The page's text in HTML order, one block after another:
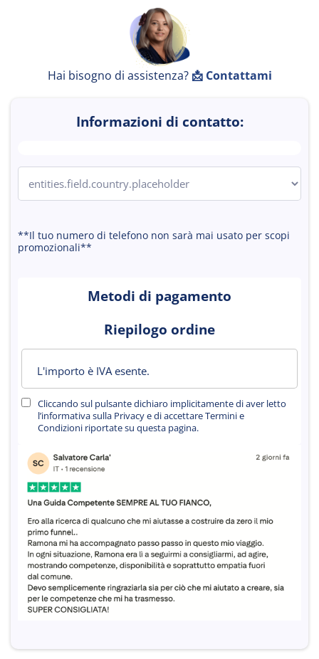
Hai bisogno di assistenza? 📩 Contattami
Informazioni di contatto:
**Il tuo numero di telefono non sarà mai usato per scopi
promozionali**
Metodi di pagamento
Riepilogo ordine
L'importo è IVA esente.
Cliccando sul pulsante dichiaro implicitamente di aver letto
l’informativa sulla Privacy e di accettare Termini e
Condizioni riportate su questa pagina.